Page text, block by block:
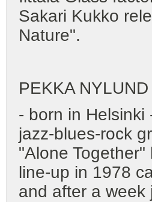
Sakari Kukko
Nature".
PEKKA NYLUND
- born in
jazz-blues-rock
"Alone
line-up in 1978
and after a week